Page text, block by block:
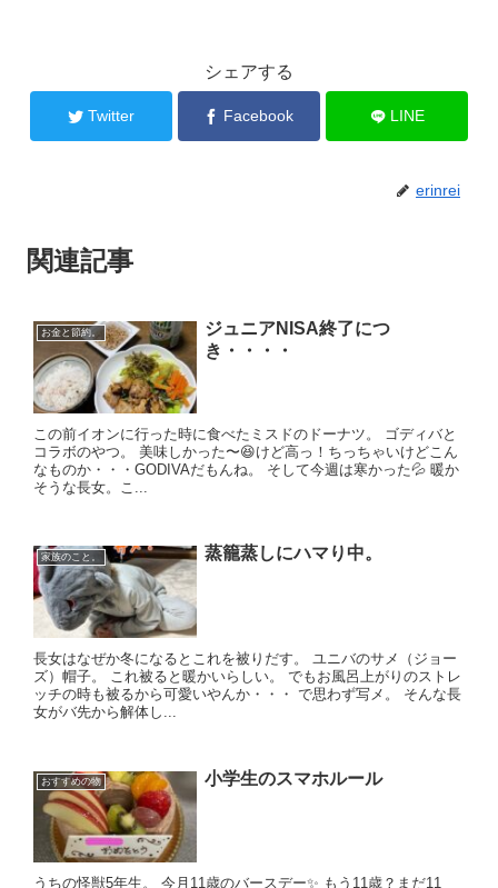
シェアする
Twitter Facebook LINE
erinrei
関連記事
お金と節約。
ジュニアNISA終了につ
き・・・・
この前イオンに行った時に食べたミスドのドーナツ。 ゴディバと
コラボのやつ。 美味しかった〜😆けど高っ！ちっちゃいけどこん
なものか・・・GODIVAだもんね。 そして今週は寒かった💦 暖か
そうな長女。こ...
家族のこと。 蒸籠蒸しにハマり中。
長女はなぜか冬になるとこれを被りだす。 ユニバのサメ（ジョー
ズ）帽子。 これ被ると暖かいらしい。 でもお風呂上がりのストレ
ッチの時も被るから可愛いやんか・・・ で思わず写メ。 そんな長
女がバ先から解体し...
おすすめの物 小学生のスマホルール
うちの怪獣5年生。 今月11歳のバースデー✨ もう11歳？まだ11